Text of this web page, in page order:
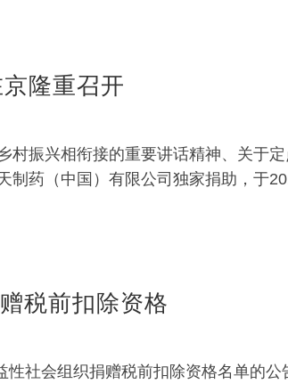
隆重召开
振兴相衔接的重要讲话精神、关于
制药（中国）有限公司独家捐助，于
税前扣除资格
社会组织捐赠税前扣除资格名单的